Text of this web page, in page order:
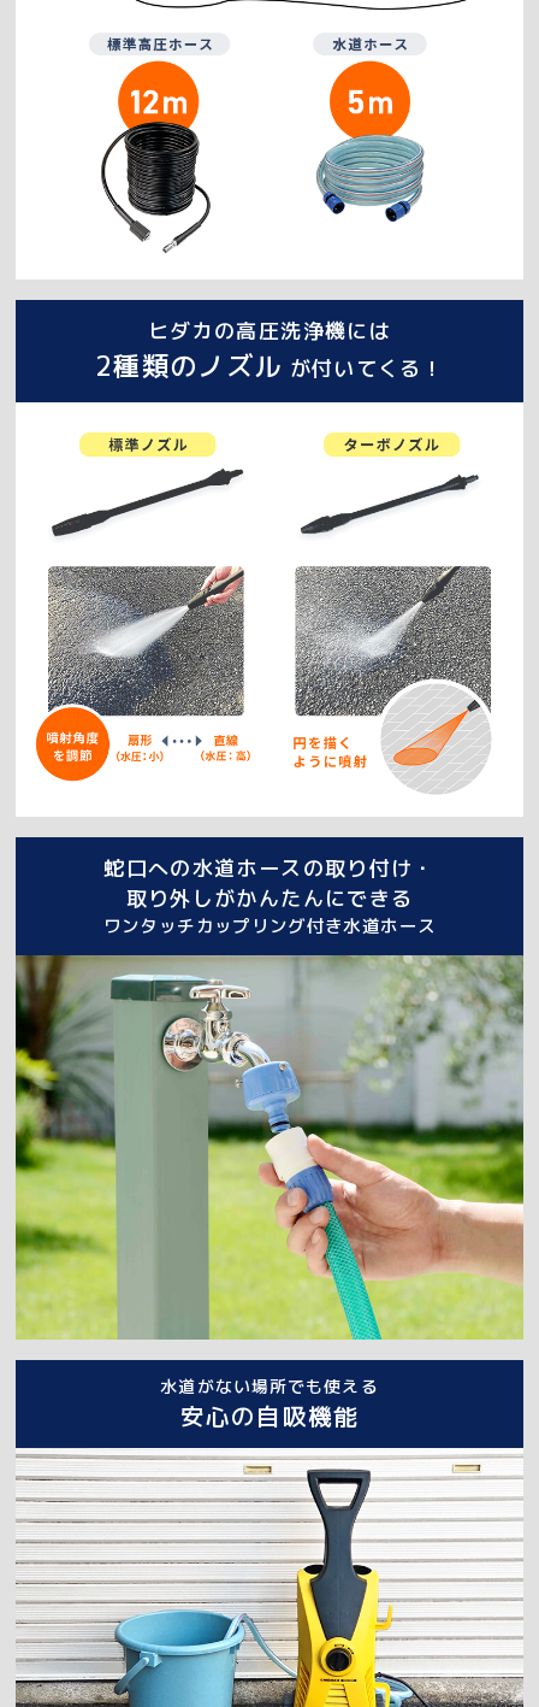
ヒダカの高圧洗浄機には
2種類のノズル が付いてくる！
蛇口への水道ホースの取り付け・
取り外しがかんたんにできる
ワンタッチカップリング付き水道ホース
水道がない場所でも使える
安心の自吸機能